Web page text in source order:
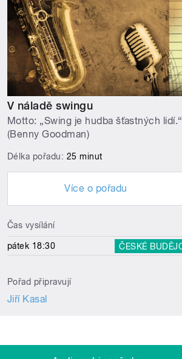
V náladě swingu
Motto: „Swing je hudba šťastných lidí.“
(Benny Goodman)
Délka pořadu: 25 minut
Více o pořadu
Čas vysílání
pátek 18:30 ČESKÉ
Pořad připravují
Jiří Kasal